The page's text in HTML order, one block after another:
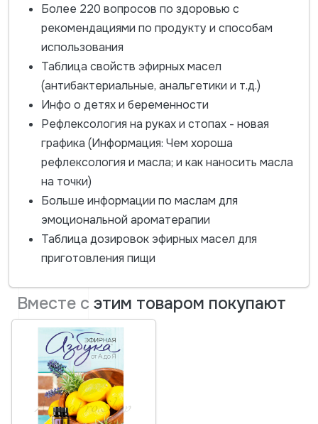
Более 220 вопросов по здоровью с
рекомендациями по продукту и способам
использования
Таблица свойств эфирных масел
(антибактериальные, анальгетики и т.д.)
Инфо о детях и беременности
Рефлексология на руках и стопах - новая
графика (Информация: Чем хороша
рефлексология и масла; и как наносить масла
на точки)
Больше информации по маслам для
эмоциональной ароматерапии
Таблица дозировок эфирных масел для
приготовления пищи
Вместе с этим товаром покупают